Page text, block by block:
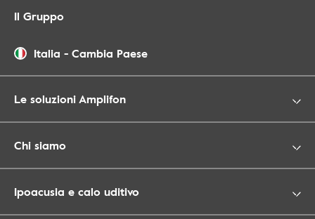
Il Gruppo
Italia - Cambia Paese
Le soluzioni Amplifon
Chi siamo
Ipoacusia e calo uditivo